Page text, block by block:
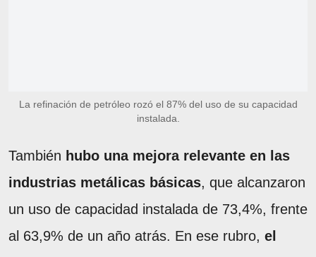
La refinación de petróleo rozó el 87% del uso de su capacidad
instalada.
También hubo una mejora relevante en las
industrias metálicas básicas, que alcanzaron
un uso de capacidad instalada de 73,4%, frente
al 63,9% de un año atrás. En ese rubro, el